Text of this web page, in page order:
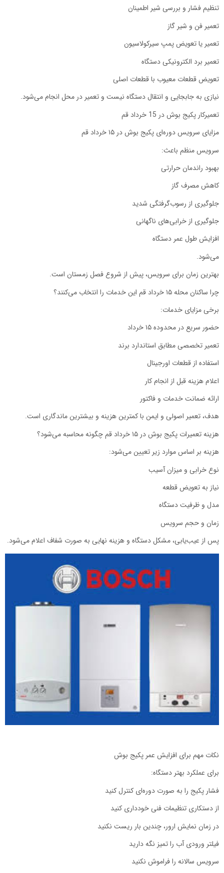
تنظیم فشار و بررسی شیر اطمینان
تعمیر فن و شیر گاز
تعمیر یا تعویض پمپ سیرکولاسیون
تعمیر برد الکترونیکی دستگاه
تعویض قطعات معیوب با قطعات اصلی
نیازی به جابجایی و انتقال دستگاه نیست و تعمیر در محل انجام می‌شود.
تعمیرکار پکیج بوش در 15 خرداد قم
مزایای سرویس دوره‌ای پکیج بوش در ۱۵ خرداد قم
سرویس منظم باعث:
بهبود راندمان حرارتی
کاهش مصرف گاز
جلوگیری از رسوب‌گرفتگی شدید
جلوگیری از خرابی‌های ناگهانی
افزایش طول عمر دستگاه
می‌شود.
بهترین زمان برای سرویس، پیش از شروع فصل زمستان است.
چرا ساکنان محله ۱۵ خرداد قم این خدمات را انتخاب می‌کنند؟
برخی مزایای خدمات:
حضور سریع در محدوده ۱۵ خرداد
تعمیر تخصصی مطابق استاندارد برند
استفاده از قطعات اورجینال
اعلام هزینه قبل از انجام کار
ارائه ضمانت خدمات و فاکتور
هدف، تعمیر اصولی و ایمن با کمترین هزینه و بیشترین ماندگاری است.
هزینه تعمیرات پکیج بوش در ۱۵ خرداد قم چگونه محاسبه می‌شود؟
هزینه بر اساس موارد زیر تعیین می‌شود:
نوع خرابی و میزان آسیب
نیاز به تعویض قطعه
مدل و ظرفیت دستگاه
زمان و حجم سرویس
پس از عیب‌یابی، مشکل دستگاه و هزینه نهایی به صورت شفاف اعلام می‌شود.
نکات مهم برای افزایش عمر پکیج بوش
برای عملکرد بهتر دستگاه:
فشار پکیج را به صورت دوره‌ای کنترل کنید
از دستکاری تنظیمات فنی خودداری کنید
در زمان نمایش ارور، چندین بار ریست نکنید
فیلتر ورودی آب را تمیز نگه دارید
سرویس سالانه را فراموش نکنید